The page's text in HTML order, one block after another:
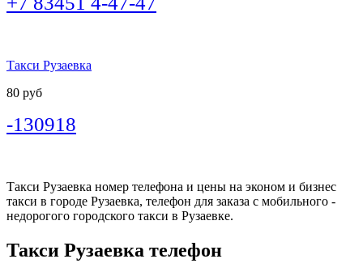
Такси Рузаевка
80 руб
-130918
Такси Рузаевка номер телефона и цены на эконом и бизнес
такси в городе Рузаевка, телефон для заказа с мобильного -
недорогого городского такси в Рузаевке.
Такси Рузаевка телефон